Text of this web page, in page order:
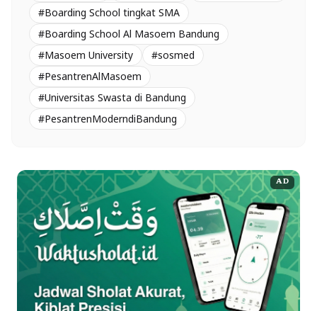
#Boarding School tingkat SMA
#Boarding School Al Masoem Bandung
#Masoem University
#sosmed
#PesantrenAlMasoem
#Universitas Swasta di Bandung
#PesantrenModerndiBandung
AD